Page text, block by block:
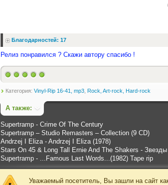
Благодарностей: 17
Релиз понравился ? Скажи автору спасибо !
Категория: Vinyl-Rip 16-41, mp3 Rock, Art-rock, Hard-rock
А также:
Supertramp - Crime Of The Century
Supertramp – Studio Remasters – Collection (9 CD)
Andrzej I Eliza - Andrzej I Eliza (1978)
Stars On 45 & Long Tall Ernie And The Shakers -
Supertramp - ...Famous Last Words...(1982) Tape rip
Уважаемый посетитель, Вы зашли на сайт